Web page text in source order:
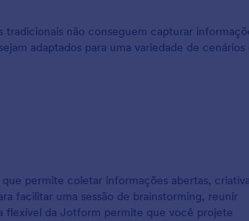
não conseguem capturar
adaptados para uma variedade de cenários
permite coletar informações abertas,
facilitar uma sessão de brainstorming, reunir
flexível da Jotform permite que você projete